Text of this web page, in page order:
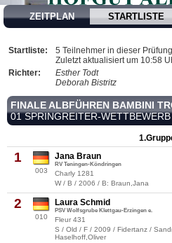
ZEITPLAN STARTLISTE
Startliste:
5 Teilnehmer in dieser
Zuletzt aktualisiert um 10:58
Richter:
Esther Todt
Deborah Bistritz
FINALE ALBFÜHREN BAMBINI
01 SPRINGREITER-
1
003
Jana Braun
RV Teningen-Köndringen
Charly 1281
W / B / 2006 / B: Braun,Jana
2
010
Laura Schmid
PSV Wolfsgrube Klettgau-Erzingen e.
Fleur 431
S / Old / F / 2009 / Fidertanz /
Haselhoff,Oliver